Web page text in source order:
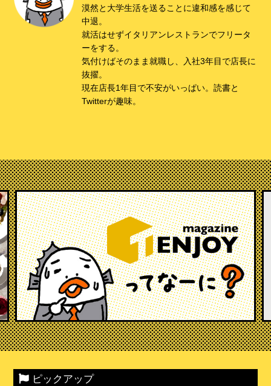
漠然と大学生活を送ることに違和感を感じて
中退。
就活はせずイタリアンレストランでフリータ
ーをする。
気付けばそのまま就職し、入社3年目で店長に
抜擢。
現在店長1年目で不安がいっぱい。読書と
Twitterが趣味。
ピックアップ